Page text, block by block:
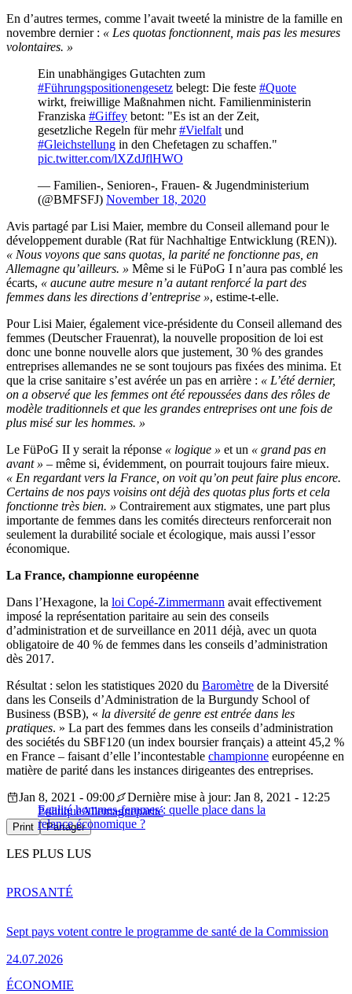
En d’autres termes, comme l’avait tweeté la ministre de la famille en
novembre dernier : « Les quotas fonctionnent, mais pas les mesures
volontaires. »
Ein unabhängiges Gutachten zum
#Führungspositionengesetz belegt: Die feste #Quote
wirkt, freiwillige Maßnahmen nicht. Familienministerin
Franziska #Giffey betont: "Es ist an der Zeit,
gesetzliche Regeln für mehr#Vielfalt und
#Gleichstellung in den Chefetagen zu schaffen."
pic.twitter.com/lXZdJflHWO
— Familien-, Senioren-, Frauen- & Jugendministerium
(@BMFSFJ) November 18, 2020
Avis partagé par Lisi Maier, membre du Conseil allemand pour le
développement durable (Rat für Nachhaltige Entwicklung (REN)).
« Nous voyons que sans quotas, la parité ne fonctionne pas, en
Allemagne qu’ailleurs. » Même si le FüPoG I n’aura pas comblé les
écarts, « aucune autre mesure n’a autant renforcé la part des
femmes dans les directions d’entreprise », estime-t-elle.
Pour Lisi Maier, également vice-présidente du Conseil allemand des
femmes (Deutscher Frauenrat), la nouvelle proposition de loi est
donc une bonne nouvelle alors que justement, 30 % des grandes
entreprises allemandes ne se sont toujours pas fixées des minima. Et
que la crise sanitaire s’est avérée un pas en arrière : « L’été dernier,
on a observé que les femmes ont été repoussées dans des rôles de
modèle traditionnels et que les grandes entreprises ont une fois de
plus misé sur les hommes. »
Le FüPoG II y serait la réponse « logique » et un « grand pas en
avant » – même si, évidemment, on pourrait toujours faire mieux.
« En regardant vers la France, on voit qu’on peut faire plus encore.
Certains de nos pays voisins ont déjà des quotas plus forts et cela
fonctionne très bien. » Contrairement aux stigmates, une part plus
importante de femmes dans les comités directeurs renforcerait non
seulement la durabilité sociale et écologique, mais aussi l’essor
économique.
La France, championne européenne
Dans l’Hexagone, la loi Copé-Zimmermann avait effectivement
imposé la représentation paritaire au sein des conseils
d’administration et de surveillance en 2011 déjà, avec un quota
obligatoire de 40 % de femmes dans les conseils d’administration
dès 2017.
Résultat : selon les statistiques 2020 du Baromètre de la Diversité
dans les Conseils d’Administration de la Burgundy School of
Business (BSB), « la diversité de genre est entrée dans les
pratiques. » La part des femmes dans les conseils d’administration
des sociétés du SBF120 (un index boursier français) a atteint 45,2 %
en France – faisant d’elle l’incontestable championne européenne en
matière de parité dans les instances dirigeantes des entreprises.
Egalité hommes-femmes : quelle place dans la
relance économique ?
Jan 8, 2021 - 09:00
Dernière mise à jour: Jan 8, 2021 - 12:25
PolitiqueAllemagneparité
Print Partager
LES PLUS LUS
Sept pays votent contre le programme de santé de la Commission
24.07.2026
PROSANTÉ
ÉCONOMIE